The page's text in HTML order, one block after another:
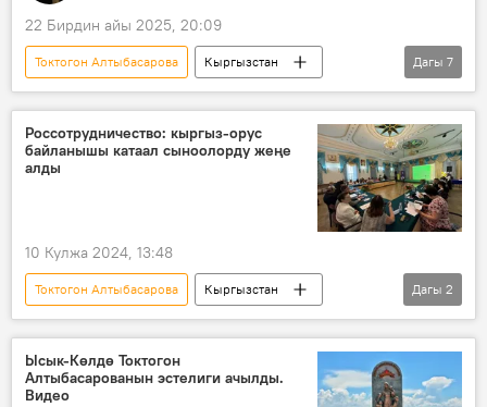
22 Бирдин айы 2025, 20:09
Токтогон Алтыбасарова
Кыргызстан
СССР
Улуу Ата Мекендик согуш
оорук
завод
фабрика
Чоң Чүй каналы
Улуу Ата Мекендик согуштагы Жеңишке 80 жыл
Дагы 7
Россотрудничество: кыргыз-орус
байланышы катаал сыноолорду жеңе
алды
10 Кулжа 2024, 13:48
Токтогон Алтыбасарова
Кыргызстан
Бишкек
тарых
Дагы 2
Ысык-Көлдө Токтогон
Алтыбасарованын эстелиги ачылды.
Видео